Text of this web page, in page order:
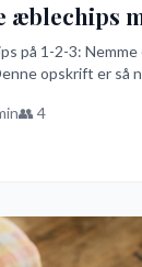
æblechips
på 1-2-3: Nemme
opskrift er så
og sukker, og bag
👥 4